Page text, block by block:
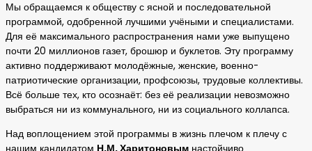
Мы обращаемся к обществу с ясной и последовательной
программой, одобренной лучшими учёными и специалистами.
Для её максимального распространения нами уже выпущено
почти 20 миллионов газет, брошюр и буклетов. Эту программу
активно поддерживают молодёжные, женские, военно-
патриотические организации, профсоюзы, трудовые коллективы.
Всё больше тех, кто осознаёт: без её реализации невозможно
выбраться ни из коммунального, ни из социального коллапса.
Над воплощением этой программы в жизнь плечом к плечу с